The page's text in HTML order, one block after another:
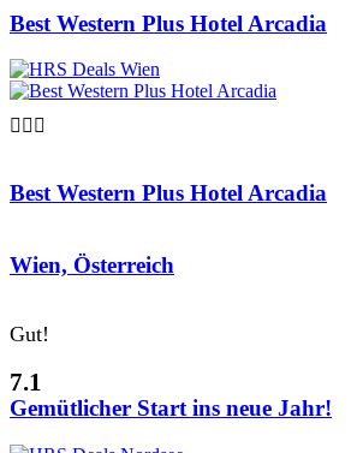
Best Western Plus Hotel Arcadia

Best Western Plus Hotel Arcadia
Wien, Österreich
Gut!
7.1
Gemütlicher Start ins neue Jahr!